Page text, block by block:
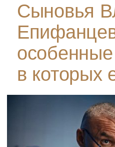
Сыновья
в которых